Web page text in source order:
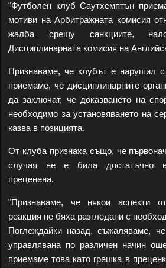
"Футболен клуб Саутхемптън
мотиви на Арбитражната комисия
жалба срещу санкциите,
Дисциплинарната комисия на
Признаваме, че клубът е нарушил
приемаме, че дисциплинарните
да заключат, че доказването на
необходимо за установяването на
казва в позицията.
От клуба признаха също, че
случая не е била достатъчно
преценена.
"Признаваме, че някои аспекти
реакция не бяха разгледани с
Поглеждайки назад, съжаляваме,
управлявана по различен начин
приемаме това като грешка в